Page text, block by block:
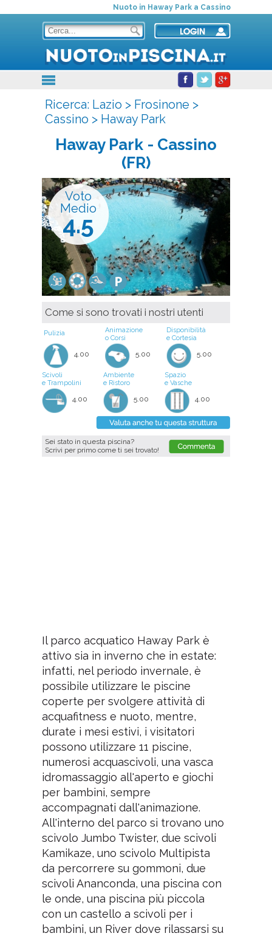
Nuoto in Haway Park a Cassino
Ricerca: Lazio > Frosinone >
Cassino > Haway Park
Haway Park- Cassino
(FR)
Voto
Medio
4.5
Come si sono trovati i nostri utenti
Pulizia
4.00
Animazione
o Corsi
5.00
Disponibilità
e Cortesia
5.00
Scivoli
e Trampolini
4.00
Ambiente
e Ristoro
5.00
Spazio
e Vasche
4.00
Sei stato in questa piscina?
Scrivi per primo come ti sei trovato!
Il parco acquatico Haway Park è
attivo sia in inverno che in estate:
infatti, nel periodo invernale, è
possibile utilizzare le piscine
coperte per svolgere attività di
acquafitness e nuoto, mentre,
durate i mesi estivi, i visitatori
possono utilizzare 11 piscine,
numerosi acquascivoli, una vasca
idromassaggio all'aperto e giochi
per bambini, sempre
accompagnati dall'animazione.
All'interno del parco si trovano uno
scivolo Jumbo Twister, due scivoli
Kamikaze, uno scivolo Multipista
da percorrere su gommoni, due
scivoli Ananconda, una piscina con
le onde, una piscina più piccola
con un castello a scivoli per i
bambini, un River dove rilassarsi su